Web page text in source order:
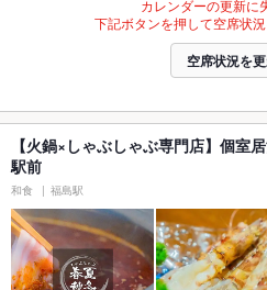
カレンダーの更新に
下記ボタンを押して空席状況
空席状況を
【火鍋×しゃぶしゃぶ専門店】個室
駅前
和食 福島駅